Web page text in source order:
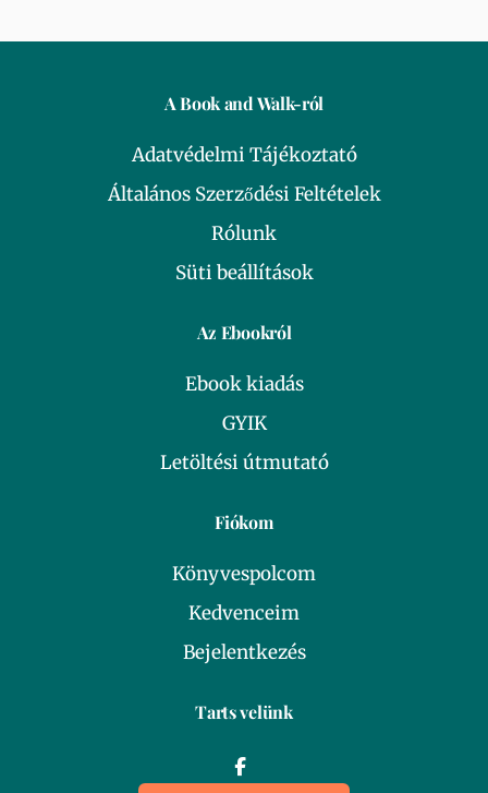
A Book and Walk-ról
Adatvédelmi Tájékoztató
Általános Szerződési Feltételek
Rólunk
Süti beállítások
Az Ebookról
Ebook kiadás
GYIK
Letöltési útmutató
Fiókom
Könyvespolcom
Kedvenceim
Bejelentkezés
Tarts velünk